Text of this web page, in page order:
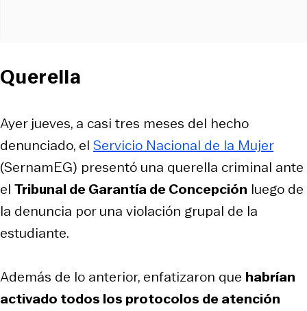
Querella
Ayer jueves, a casi tres meses del hecho
denunciado, el Servicio Nacional de la Mujer
(SernamEG) presentó una querella criminal ante
el Tribunal de Garantía de Concepción luego de
la denuncia por una violación grupal de la
estudiante.
Además de lo anterior, enfatizaron que habrían
activado todos los protocolos de atención